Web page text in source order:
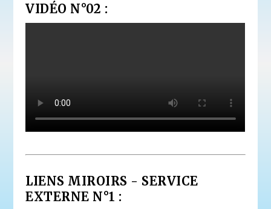
VIDÉO N°02 :
LIENS MIROIRS - SERVICE
EXTERNE N°1 :